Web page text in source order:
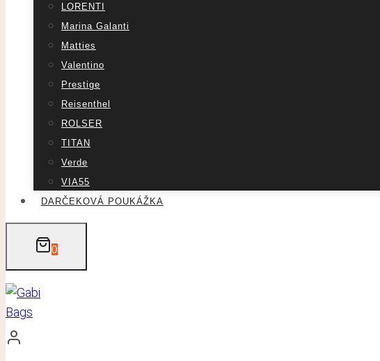
LORENTI
Marina Galanti
Matties
Valentino
Prestige
Reisenthel
ROLSER
TITAN
Verde
VIA55
DARČEKOVÁ POUKÁŽKA
0